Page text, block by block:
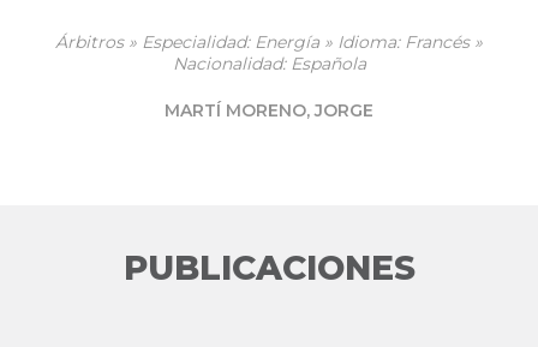
Árbitros » Especialidad: Energía » Idioma: Francés »
Nacionalidad: Española
MARTÍ MORENO, JORGE
PUBLICACIONES